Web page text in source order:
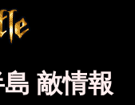
敵情報